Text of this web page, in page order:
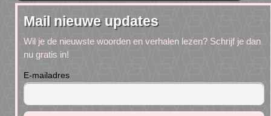
Mail nieuwe updates
Wil je de nieuwste woorden en verhalen lezen? Schrijf je dan
nu gratis in!
E-mailadres